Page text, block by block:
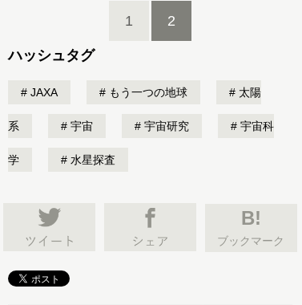
1 2
ハッシュタグ
JAXA もう一つの地球 太陽
系 宇宙 宇宙研究 宇宙科
学 水星探査
B!
ブックマーク